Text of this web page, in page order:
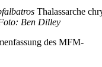
Thalassarche
Ben Dilley
des MFM-